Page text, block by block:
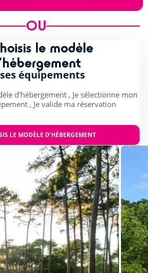
OU
le modèle
équipements
d’hébergement , Je sélectionne mon
, Je valide ma réservation
LE MODÈLE D’HÉBERGEMENT